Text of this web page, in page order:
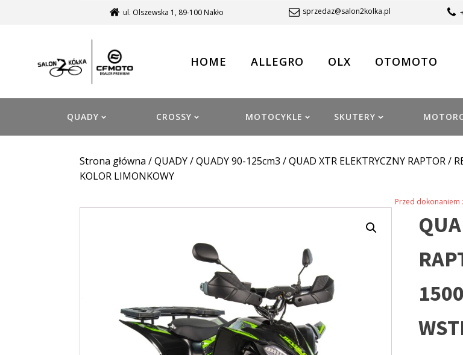
ul. Olszewska 1, 89-100 Nakło sprzedaz@salon2kolka.pl
HOME ALLEGRO OLX OTOMOTO
QUADY CROSSY MOTOCYKLE SKUTERY
Strona główna /QUADY/QUADY 90-125cm3 / QUAD XTR ELEKTRYCZNY RAPTOR /
KOLOR LIMONKOWY
Przed dokonaniem